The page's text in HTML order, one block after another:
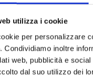
utilizza i cookie
per personalizzare
Condividiamo inoltre
web, pubblicità e
dal suo utilizzo dei